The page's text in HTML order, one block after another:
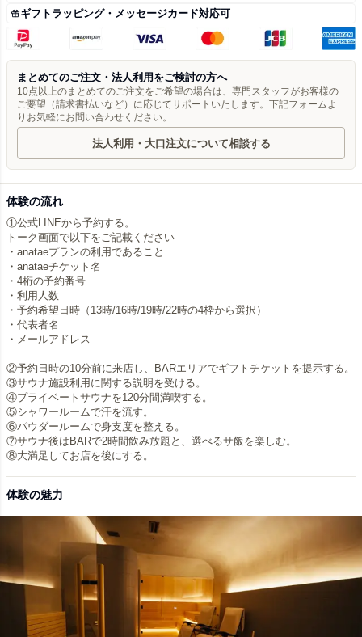
ギフトラッピング・メッセージカード対応可
まとめてのご注文・法人利用をご検討の方へ
10点以上のまとめてのご注文をご希望の場合は、専門スタッフがお客様の
ご要望（請求書払いなど）に応じてサポートいたします。下記フォームよ
りお気軽にお問い合わせください。
法人利用・大口注文について相談する
体験の流れ
①公式LINEから予約する。
トーク画面で以下をご記載ください
・anataeプランの利用であること
・anataeチケット名
・4桁の予約番号
・利用人数
・予約希望日時（13時/16時/19時/22時の4枠から選択）
・代表者名
・メールアドレス
②予約日時の10分前に来店し、BARエリアでギフトチケットを提示する。
③サウナ施設利用に関する説明を受ける。
④プライベートサウナを120分間満喫する。
⑤シャワールームで汗を流す。
⑥パウダールームで身支度を整える。
⑦サウナ後はBARで2時間飲み放題と、選べるサ飯を楽しむ。
⑧大満足してお店を後にする。
体験の魅力